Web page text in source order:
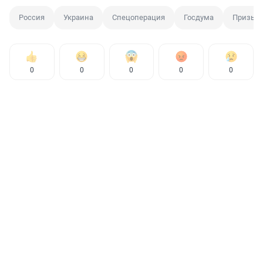
Россия Украина Спецоперация Госдума
0 0 0 0 0